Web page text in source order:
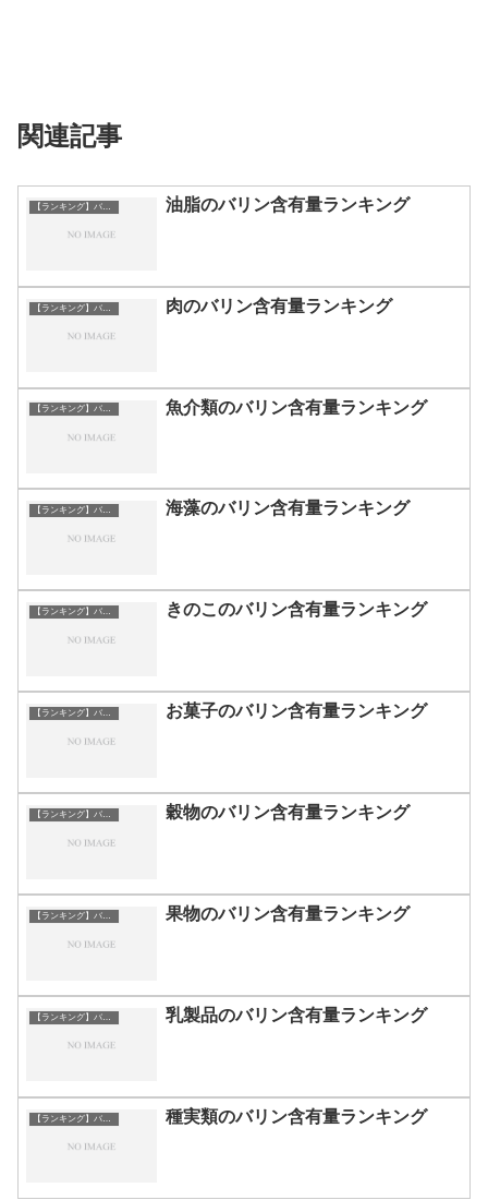
関連記事
【ランキング】バリン 油脂のバリン含有量ランキング
【ランキング】バリン 肉のバリン含有量ランキング
【ランキング】バリン 魚介類のバリン含有量ランキング
【ランキング】バリン 海藻のバリン含有量ランキング
【ランキング】バリン きのこのバリン含有量ランキング
【ランキング】バリン お菓子のバリン含有量ランキング
【ランキング】バリン 穀物のバリン含有量ランキング
【ランキング】バリン 果物のバリン含有量ランキング
【ランキング】バリン 乳製品のバリン含有量ランキング
【ランキング】バリン 種実類のバリン含有量ランキング